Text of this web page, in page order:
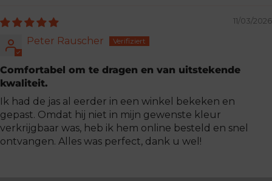
11/03/2026
Peter Rauscher
Comfortabel om te dragen en van uitstekende
kwaliteit.
Ik had de jas al eerder in een winkel bekeken en
gepast. Omdat hij niet in mijn gewenste kleur
verkrijgbaar was, heb ik hem online besteld en snel
ontvangen. Alles was perfect, dank u wel!